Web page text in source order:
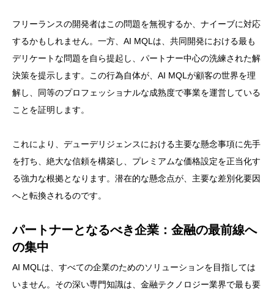
フリーランスの開発者はこの問題を無視するか、ナイーブに対応
するかもしれません。一方、AI MQLは、共同開発における最も
デリケートな問題を自ら提起し、パートナー中心の洗練された解
決策を提示します。この行為自体が、AI MQLが顧客の世界を理
解し、同等のプロフェッショナルな成熟度で事業を運営している
ことを証明します。
これにより、デューデリジェンスにおける主要な懸念事項に先手
を打ち、絶大な信頼を構築し、プレミアムな価格設定を正当化す
る強力な根拠となります。潜在的な懸念点が、主要な差別化要因
へと転換されるのです。
パートナーとなるべき企業：金融の最前線へ
の集中
AI MQLは、すべての企業のためのソリューションを目指しては
いません。その深い専門知識は、金融テクノロジー業界で最も要